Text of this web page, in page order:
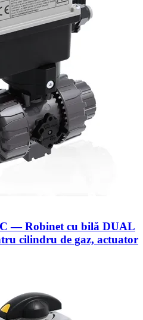
— Robinet cu bilă DUAL
cilindru de gaz, actuator